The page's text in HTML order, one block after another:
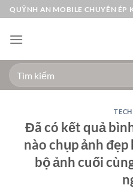
Bỏ
qua
nội
QUỲNH AN MOBILE CHUYÊN ÉP
Tìm
kiếm:
Đã có kết quả
nào chụp ảnh
bộ ảnh cuối